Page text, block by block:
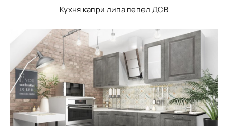
Кухня капри липа пепел ДСВ